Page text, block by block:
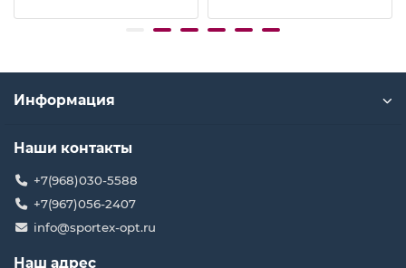
Информация
Наши контакты
+7(968)030-5588
+7(967)056-2407
info@sportex-opt.ru
Наш адрес